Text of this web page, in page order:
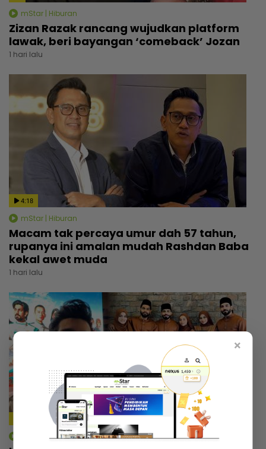
mStar | Hiburan
Zizan Razak rancang wujudkan platform
lawak, beri bayangan ‘comeback’ Jozan
1 hari lalu
4:18
mStar | Hiburan
Macam tak percaya umur dah 57 tahun,
rupanya ini amalan mudah Rashdan Baba
kekal awet muda
1 hari lalu
mStar | Hiburan
×